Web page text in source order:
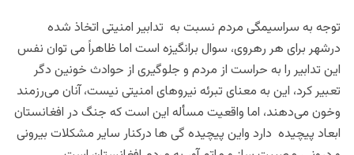
توجه به سراسیمگی مردم نسبت به تدابیر امنیتی اتخاذ شده
درشهر برای هر رهروی، سوال برانگیزه است اما ظاهراً می توان نفس
این تدابیر را به حراست از مردم و جلوگیری از حوادث خونین دگر
تعبیر کرد، این به معنای تبرئه نیروهای امنیتی نیست، آنان می‌رزمند
وخون می‌دهند، اما واقعیت مسأله این است که جنگ در افغانستان
ابعاد پیچیده دارد واین پیچیده گی ها درکنار سایر مشکلات بیرونی